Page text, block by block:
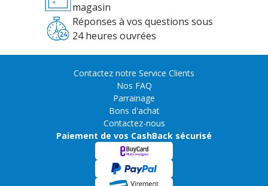
magasin
Réponses à vos questions sous
24 heures ouvrées
Contactez notre Service Clients
Nos FAQ
Parrainage
Bons d'achat
Contactez-nous
Paiement de vos CashBack sécurisé